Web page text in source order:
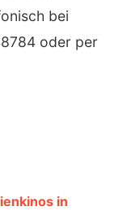
bei
oder per
in